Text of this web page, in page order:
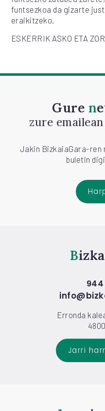
funtsezkoa da gizarte
eraikitzeko.
ESKERRIK ASKO ETA
Gure
zure
Jakin BizkaiaGara-ren
buletin
944
Erronda
Jarri